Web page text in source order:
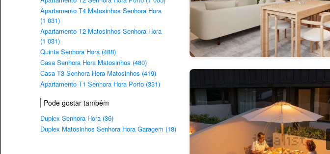
Apartamento T4 Matosinhos Senhora Hora
(1 031)
Apartamento T2 Matosinhos Senhora Hora
(1 031)
Quinta Senhora Hora (488)
Casa Senhora Hora Matosinhos (480)
Casa T3 Senhora Hora Matosinhos (419)
Apartamento T1 Senhora Hora Porto (331)
Pode gostar também
Duplex Senhora Hora (36)
Duplex Matosinhos Senhora Hora Garagem (18)